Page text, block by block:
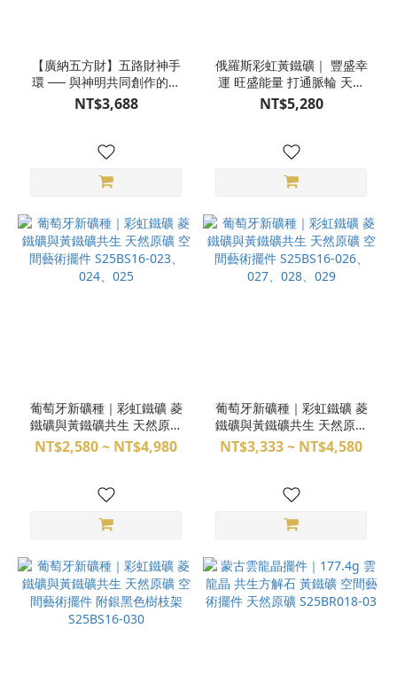
【廣納五方財】五路財神手
環 ── 與神明共同創作的能
量手鍊 | 綠髮晶 草莓晶 紫水
晶 金髮晶 黃玉 月光石 白瑪
銅 招財錢幣/金珠 磁石 黑膽
陣手環 S25EQ26-001
NT$3,688
俄羅斯彩虹黃鐵礦｜ 豐盛幸
運 旺盛能量 打通脈輪 天然
晶礦項鍊 S25AS16-01
NT$5,280
葡萄牙新礦種｜彩虹鐵礦 菱
鐵礦與黃鐵礦共生 天然原礦
空間藝術擺件 S25BS16-
023、024、025
NT$2,580 ~ NT$4,980
葡萄牙新礦種｜彩虹鐵礦 菱
鐵礦與黃鐵礦共生 天然原礦
空間藝術擺件 S25BS16-
026、027、028、029
NT$3,333 ~ NT$4,580